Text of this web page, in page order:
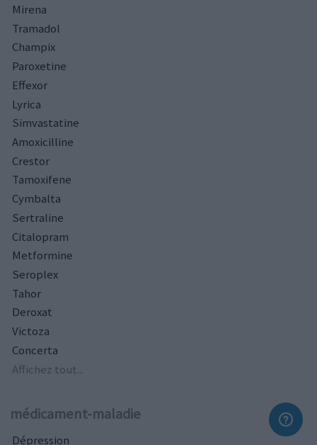
Mirena
Tramadol
Champix
Paroxetine
Effexor
Lyrica
Simvastatine
Amoxicilline
Crestor
Tamoxifene
Cymbalta
Sertraline
Citalopram
Metformine
Seroplex
Tahor
Deroxat
Victoza
Concerta
Affichez tout...
médicament-maladie
Dépression